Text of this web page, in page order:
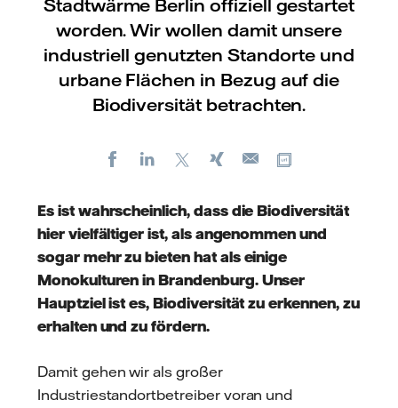
Stadtwärme Berlin offiziell gestartet
worden. Wir wollen damit unsere
industriell genutzten Standorte und
urbane Flächen in Bezug auf die
Biodiversität betrachten.
FacebookLinkedIn Xing
E-
Es ist wahrscheinlich, dass die Biodiversität
hier vielfältiger ist, als angenommen und
sogar mehr zu bieten hat als einige
Monokulturen in Brandenburg. Unser
Hauptziel ist es, Biodiversität zu erkennen, zu
erhalten und zu fördern.
Damit gehen wir als großer
Industriestandortbetreiber voran und